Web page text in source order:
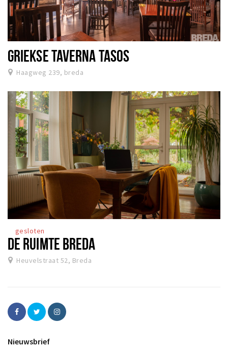
GRIEKSE TAVERNA TASOS
Haagweg 239, breda
gesloten
DE RUIMTE BREDA
Heuvelstraat 52, Breda
Nieuwsbrief